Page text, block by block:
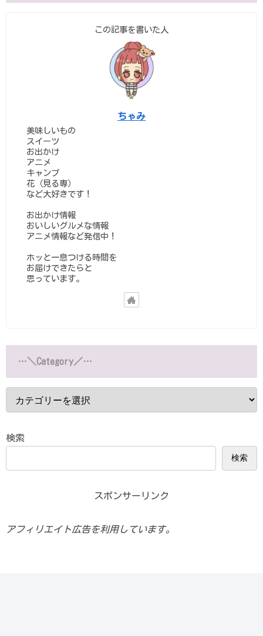
この記事を書いた人
ちゃみ
美味しいもの
スイーツ
お出かけ
アニメ
キャンプ
花（見る専）
など大好きです！
お出かけ情報
おいしいグルメな情報
アニメ情報など発信中！
ホッと一息つける時間を
お届けできたらと
思っています。
…＼Category／…
検索
検索
スポンサーリンク
アフィリエイト広告を利用しています。